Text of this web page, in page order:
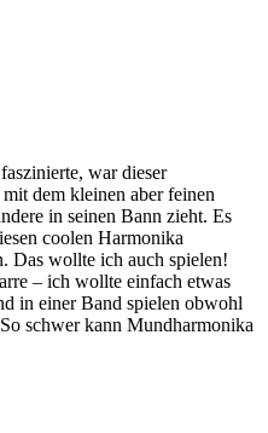
war dieser
dem kleinen aber feinen
in seinen Bann zieht. Es
coolen Harmonika
Das wollte ich auch spielen!
– ich wollte einfach etwas
in einer Band spielen obwohl
schwer kann Mundharmonika